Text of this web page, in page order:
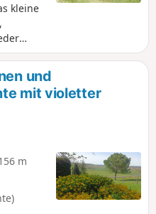
kleine
Erbe
13.
die
von
der
der
und
mit violetter
m